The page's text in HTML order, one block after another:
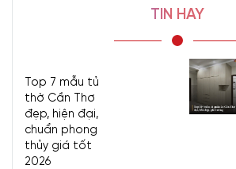
TIN HAY
Top 7 mẫu tủ
thờ Cần Thơ
đẹp, hiện đại,
chuẩn phong
thủy giá tốt
2026